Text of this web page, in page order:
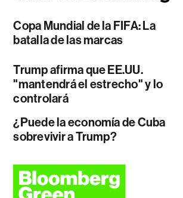
Copa Mundial de la FIFA: La
batalla de las marcas
Trump afirma que EE.UU.
"mantendrá el estrecho" y lo
controlará
¿Puede la economía de Cuba
sobrevivir a Trump?